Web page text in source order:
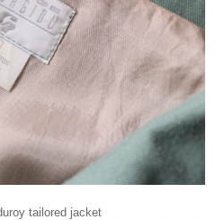
tailored jacket